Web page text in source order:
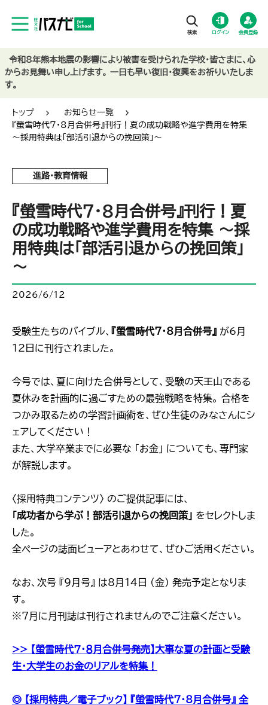
ログイン 会員登録
トップ
お知らせ一覧
『螢雪時代７・8月合併号』刊行！夏の成功戦略や進学費用を特集
～採用特典は「部活引退からの挽回策」～
進路・教育情報
『螢雪時代７・8月合併号』刊行！夏
の成功戦略や進学費用を特集 ～採
用特典は「部活引退からの挽回策」
～
2026/6/12
受験生たちのバイブル、 『螢雪時代7・8月合併号』 が6月
12日に刊行されました。
今号では、夏に向けた合併号として、受験の天王山である
夏休みを計画的に過ごすための最強戦略を特集。 合格を
つかみ取るための学習計画術を、ぜひ生徒のみなさんにシ
ェアしてください！
また、大学卒業までに必要な 「お金」 についても、専門家
が解説します。
〈採用特典コンテンツ〉 のご提供記事には、
「成功者から学ぶ！部活引退からの挽回策」 をセレクトしま
した。
全ページの誌面ビューアとあわせて、ぜひご活用ください。
なお、次号 『9月号』 は8月14日 (金) 発売予定となりま
す。
※7月に月刊誌は刊行されませんのでご注意ください。
>> 【螢雪時代７・８月合併号発売】大事な夏の計画と受験
生・大学生のお金のリアルを特集！
◎ 【採用特典／電子ブック】 『螢雪時代7・8月合併号』 全
令和8年熊本地震の影響により被害を受けられた学校・皆さまに、心
からお見舞い申し上げます。 一日も早い復旧・復興をお祈りいたしま
す。